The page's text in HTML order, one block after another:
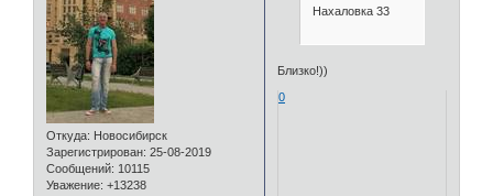
Откуда: Новосибирск
Зарегистрирован: 25-08-2019
Сообщений: 10115
Уважение: +13238
Нахаловка 33
Близко!))
0